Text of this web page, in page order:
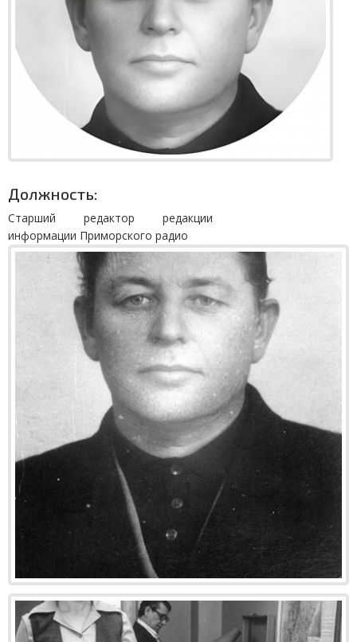
Должность:
Старший редактор редакции
информации Приморского радио